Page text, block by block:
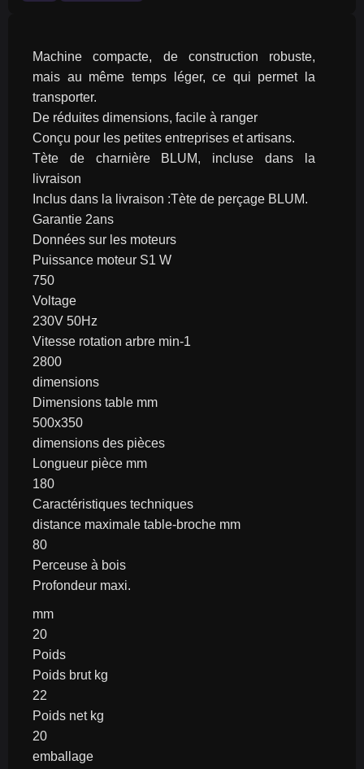
Machine compacte, de construction robuste,
mais au même temps léger, ce qui permet la
transporter.
De réduites dimensions, facile à ranger
Conçu pour les petites entreprises et artisans.
Tète de charnière BLUM, incluse dans la
livraison
Inclus dans la livraison :Tète de perçage BLUM.
Garantie 2ans
Données sur les moteurs
Puissance moteur S1 W
750
Voltage
230V 50Hz
Vitesse rotation arbre min-1
2800
dimensions
Dimensions table mm
500x350
dimensions des pièces
Longueur pièce mm
180
Caractéristiques techniques
distance maximale table-broche mm
80
Perceuse à bois
Profondeur maxi.
mm
20
Poids
Poids brut kg
22
Poids net kg
20
emballage